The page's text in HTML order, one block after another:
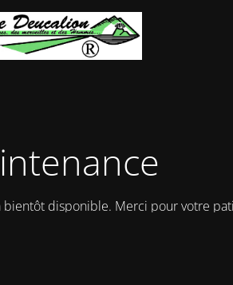
bientôt disponible. Merci pour votre